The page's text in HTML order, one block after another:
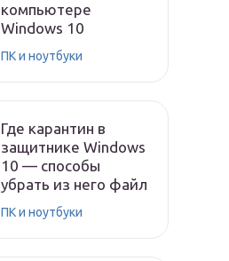
компьютере
Windows 10
ПК и ноутбуки
Где карантин в
защитнике Windows
10 — способы
убрать из него файл
ПК и ноутбуки